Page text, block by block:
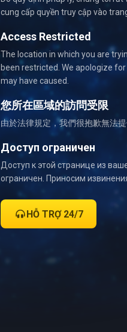
cung cấp quyền truy cập vào
Access Restricted
The location in which you are
been restricted. We apologize
may have caused.
您所在區域的訪問受限
由於法律規定，我們很抱歉無法
Доступ ограничен
Доступ к этой странице из
ограничен. Приносим
HỖ TRỢ 24/7